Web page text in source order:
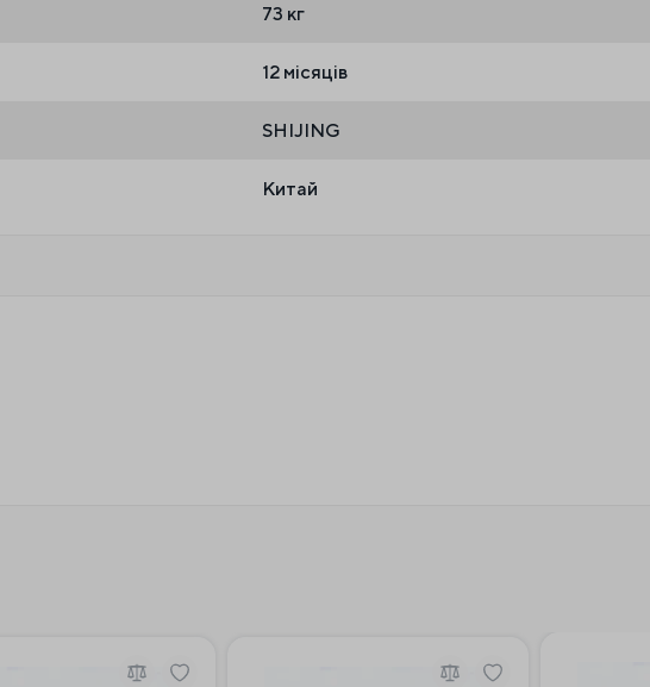
73 кг
12 місяців
SHIJING
Китай